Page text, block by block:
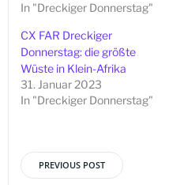
In "Dreckiger Donnerstag"
CX FAR Dreckiger
Donnerstag: die größte
Wüste in Klein-Afrika
31. Januar 2023
In "Dreckiger Donnerstag"
PREVIOUS POST